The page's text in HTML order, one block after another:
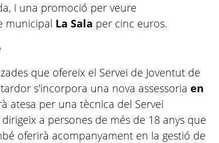
i una promoció per veure
municipal La Sala per cinc euros.
que ofereix el Servei de Joventut de
s'incorpora una nova assessoriaen
atesa per una tècnica del Servei
a persones de més de 18 anys que
oferirà acompanyament en la gestió de